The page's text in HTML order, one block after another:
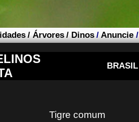
/Árvores/Dinos /Anuncie
BRASIL
Tigre comum